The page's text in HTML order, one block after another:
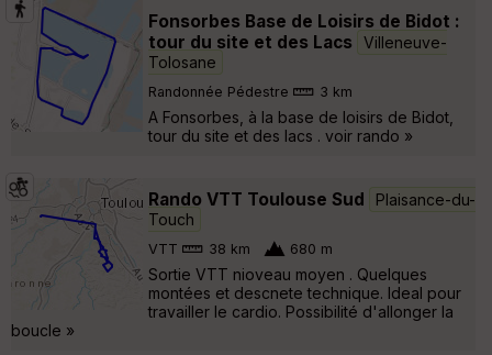
Fonsorbes Base de Loisirs de Bidot :
tour du site et des Lacs
Villeneuve-
Tolosane
Randonnée Pédestre 3 km
A Fonsorbes, à la base de loisirs de Bidot,
tour du site et des lacs . voir rando »
Rando VTT Toulouse Sud
Plaisance-du-
Touch
VTT 38 km 680 m
Sortie VTT nioveau moyen . Quelques
montées et descnete technique. Ideal pour
travailler le cardio. Possibilité d'allonger la
boucle »